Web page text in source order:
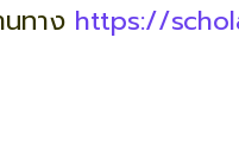
ทาง https://